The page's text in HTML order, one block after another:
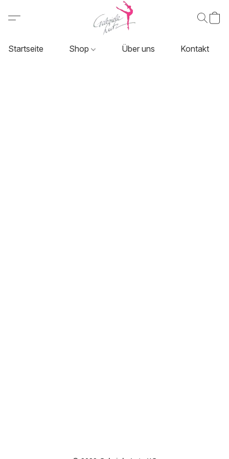
Startseite Shop Über uns Kontakt